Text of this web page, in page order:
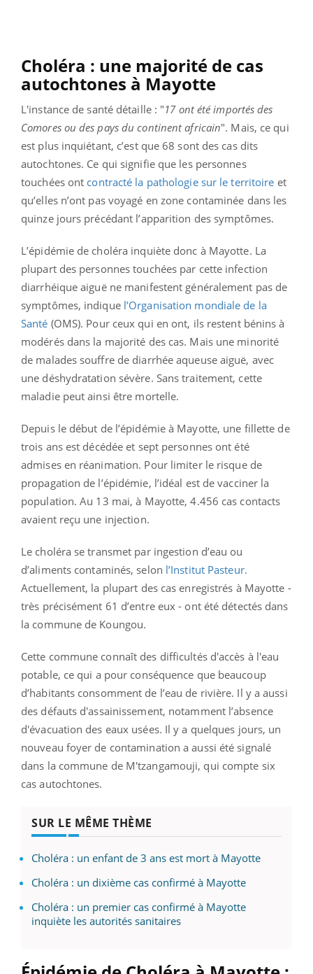
Choléra : une majorité de cas
autochtones à Mayotte
L'instance de santé détaille : "17 ont été importés des
Comores ou des pays du continent africain". Mais, ce qui
est plus inquiétant, c’est que 68 sont des cas dits
autochtones. Ce qui signifie que les personnes
touchées ont contracté la pathologie sur le territoire et
qu’elles n’ont pas voyagé en zone contaminée dans les
quinze jours précédant l’apparition des symptômes.
L’épidémie de choléra inquiète donc à Mayotte. La
plupart des personnes touchées par cette infection
diarrhéique aiguë ne manifestent généralement pas de
symptômes, indique l’Organisation mondiale de la
Santé (OMS). Pour ceux qui en ont, ils restent bénins à
modérés dans la majorité des cas. Mais une minorité
de malades souffre de diarrhée aqueuse aiguë, avec
une déshydratation sévère. Sans traitement, cette
maladie peut ainsi être mortelle.
Depuis le début de l’épidémie à Mayotte, une fillette de
trois ans est décédée et sept personnes ont été
admises en réanimation. Pour limiter le risque de
propagation de l’épidémie, l’idéal est de vacciner la
population. Au 13 mai, à Mayotte, 4.456 cas contacts
avaient reçu une injection.
Le choléra se transmet par ingestion d’eau ou
d’aliments contaminés, selon l’Institut Pasteur.
Actuellement, la plupart des cas enregistrés à Mayotte -
très précisément 61 d’entre eux - ont été détectés dans
la commune de Koungou.
Cette commune connaît des difficultés d'accès à l'eau
potable, ce qui a pour conséquence que beaucoup
d’habitants consomment de l’eau de rivière. Il y a aussi
des défauts d'assainissement, notamment l’absence
d'évacuation des eaux usées. Il y a quelques jours, un
nouveau foyer de contamination a aussi été signalé
dans la commune de M'tzangamouji, qui compte six
cas autochtones.
SUR LE MÊME THÈME
Choléra : un enfant de 3 ans est mort à Mayotte
Choléra : un dixième cas confirmé à Mayotte
Choléra : un premier cas confirmé à Mayotte
inquiète les autorités sanitaires